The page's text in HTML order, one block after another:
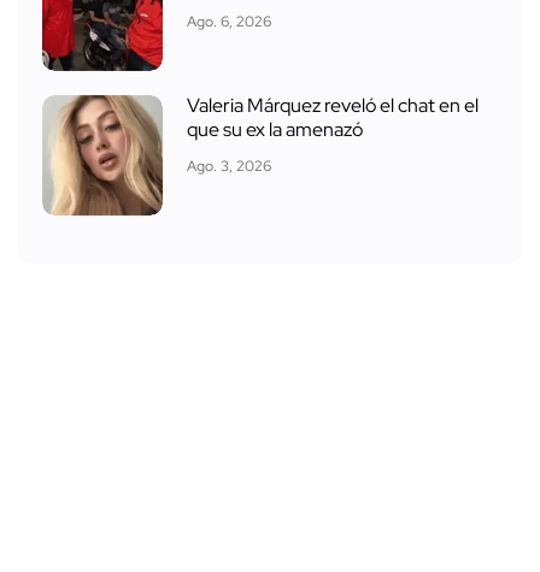
Ago. 6, 2026
Valeria Márquez reveló el chat en el
que su ex la amenazó
Ago. 3, 2026